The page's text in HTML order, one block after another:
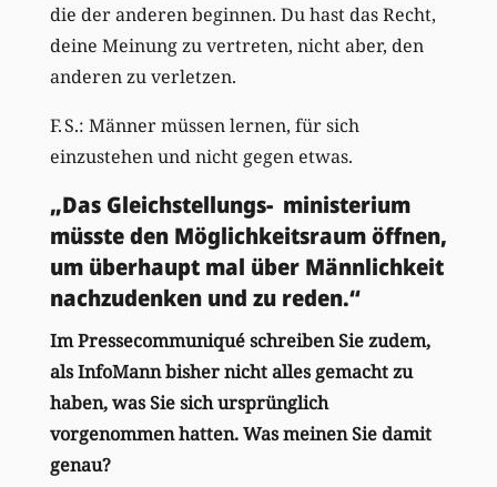
die der anderen beginnen. Du hast das Recht,
deine Meinung zu vertreten, nicht aber, den
anderen zu verletzen.
F. S.: Männer müssen lernen, für sich
einzustehen und nicht gegen etwas.
„Das Gleichstellungs- ministerium
müsste den Möglichkeitsraum öffnen,
um überhaupt mal über Männlichkeit
nachzudenken und zu reden.“
Im Pressecommuniqué schreiben Sie zudem,
als InfoMann bisher nicht alles gemacht zu
haben, was Sie sich ursprünglich
vorgenommen hatten. Was meinen Sie damit
genau?